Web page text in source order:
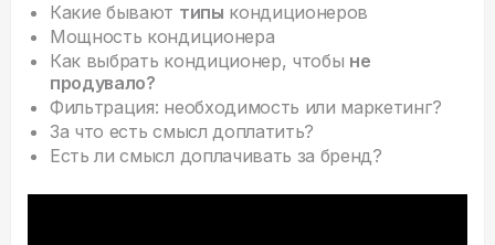
Какие бывают типы кондиционеров
Мощность кондиционера
Как выбрать кондиционер, чтобы не
продувало?
Фильтрация: необходимость или маркетинг?
За что есть смысл доплатить?
Есть ли смысл доплачивать за бренд?